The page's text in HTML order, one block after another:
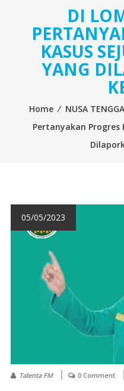
DI
KASUS
YANG
Home ⁄ NUSA
Pertanyakan Progres
05/05/2023
Talenta FM 0 Comment